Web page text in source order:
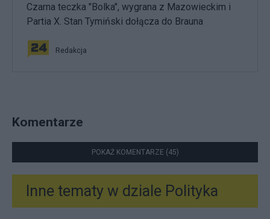
Czarna teczka "Bolka", wygrana z Mazowieckim i
Partia X. Stan Tymiński dołącza do Brauna
Redakcja
Komentarze
POKAŻ KOMENTARZE (45)
Inne tematy w dziale Polityka